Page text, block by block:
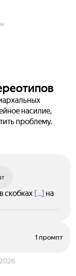
насилие,
проблему.
скобках [...] на
1 промпт